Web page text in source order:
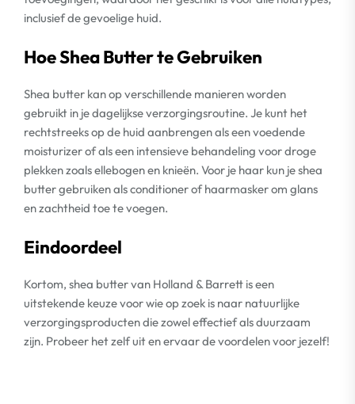
inclusief de gevoelige huid.
Hoe Shea Butter te Gebruiken
Shea butter kan op verschillende manieren worden
gebruikt in je dagelijkse verzorgingsroutine. Je kunt het
rechtstreeks op de huid aanbrengen als een voedende
moisturizer of als een intensieve behandeling voor droge
plekken zoals ellebogen en knieën. Voor je haar kun je shea
butter gebruiken als conditioner of haarmasker om glans
en zachtheid toe te voegen.
Eindoordeel
Kortom, shea butter van Holland & Barrett is een
uitstekende keuze voor wie op zoek is naar natuurlijke
verzorgingsproducten die zowel effectief als duurzaam
zijn. Probeer het zelf uit en ervaar de voordelen voor jezelf!